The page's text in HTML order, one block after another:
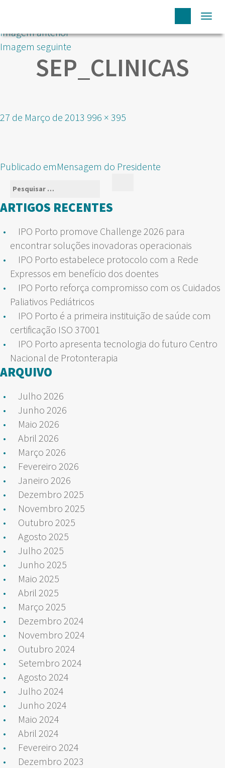
Imagem anterior
Imagem seguinte
SEP_CLINICAS
Publicado
27 de Março de 2013 Tamanho
996 × 395
NAVEGAÇÃO
ARTIGOS
Publicado emMensagem do Presidente
Pesquisar
por:
ARTIGOS RECENTES
IPO Porto promove Challenge 2026 para
encontrar soluções inovadoras operacionais
IPO Porto estabelece protocolo com a Rede
Expressos em benefício dos doentes
IPO Porto reforça compromisso com os Cuidados
Paliativos Pediátricos
IPO Porto é a primeira instituição de saúde com
certificação ISO 37001
IPO Porto apresenta tecnologia do futuro Centro
Nacional de Protonterapia
ARQUIVO
Julho 2026
Junho 2026
Maio 2026
Abril 2026
Março 2026
Fevereiro 2026
Janeiro 2026
Dezembro 2025
Novembro 2025
Outubro 2025
Agosto 2025
Julho 2025
Junho 2025
Maio 2025
Abril 2025
Março 2025
Dezembro 2024
Novembro 2024
Outubro 2024
Setembro 2024
Agosto 2024
Julho 2024
Junho 2024
Maio 2024
Abril 2024
Fevereiro 2024
Dezembro 2023